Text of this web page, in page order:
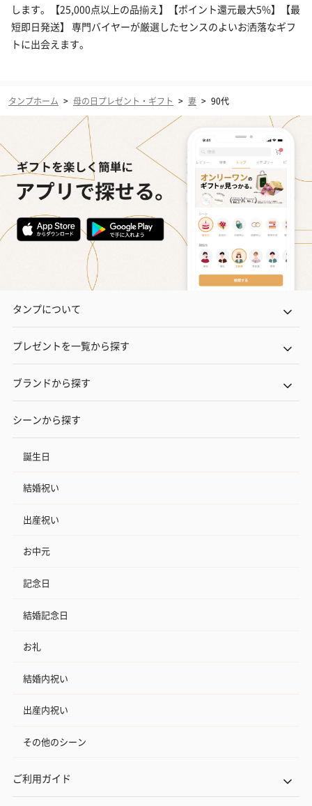
します。【25,000点以上の品揃え】【ポイント還元最大5%】【最
短即日発送】 専門バイヤーが厳選したセンスのよいお洒落なギフ
トに出会えます。
タンプホーム > 母の日プレゼント・ギフト > 妻 > 90代
タンプについて
プレゼントを一覧から探す
ブランドから探す
シーンから探す
誕生日
結婚祝い
出産祝い
お中元
記念日
結婚記念日
お礼
結婚内祝い
出産内祝い
その他のシーン
ご利用ガイド